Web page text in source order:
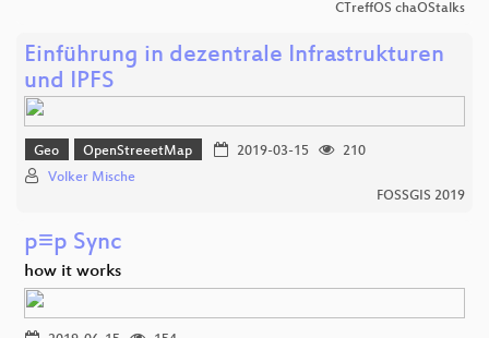
CTreffOS chaOStalks
Einführung in dezentrale Infrastrukturen
und IPFS
Geo OpenStreeetMap 2019-03-15
210
Volker Mische
FOSSGIS 2019
p≡p Sync
how it works